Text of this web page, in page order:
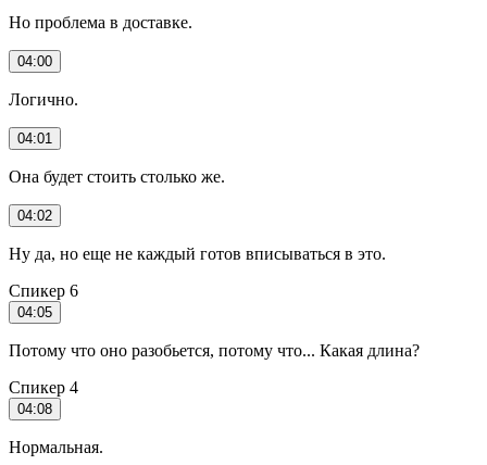
Но проблема в доставке.
04:00
Логично.
04:01
Она будет стоить столько же.
04:02
Ну да, но еще не каждый готов вписываться в это.
Спикер 6
04:05
Потому что оно разобьется, потому что... Какая длина?
Спикер 4
04:08
Нормальная.